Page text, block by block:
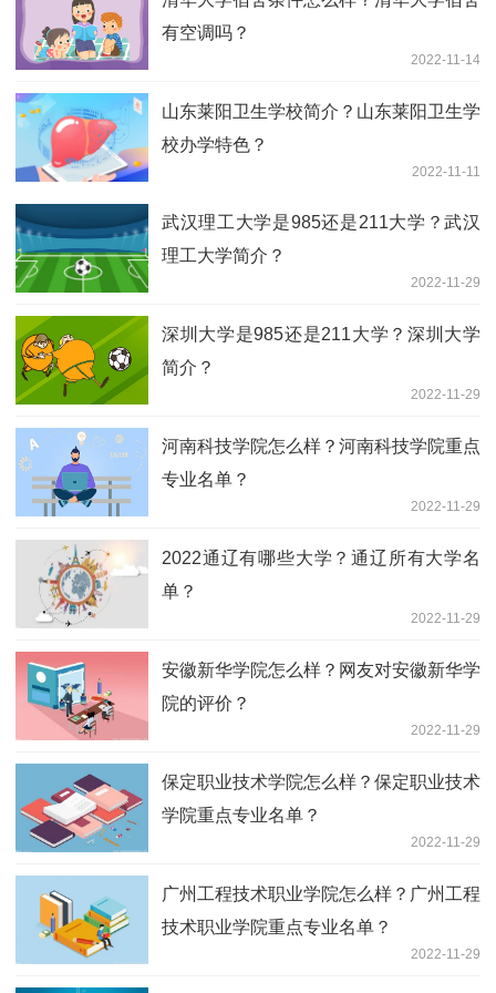
有空调吗？
2022-11-14
山东莱阳卫生学校简介？山东莱阳卫生学
校办学特色？
2022-11-11
武汉理工大学是985还是211大学？武汉
理工大学简介？
2022-11-29
深圳大学是985还是211大学？深圳大学
简介？
2022-11-29
河南科技学院怎么样？河南科技学院重点
专业名单？
2022-11-29
2022通辽有哪些大学？通辽所有大学名
单？
2022-11-29
安徽新华学院怎么样？网友对安徽新华学
院的评价？
2022-11-29
保定职业技术学院怎么样？保定职业技术
学院重点专业名单？
2022-11-29
广州工程技术职业学院怎么样？广州工程
技术职业学院重点专业名单？
2022-11-29